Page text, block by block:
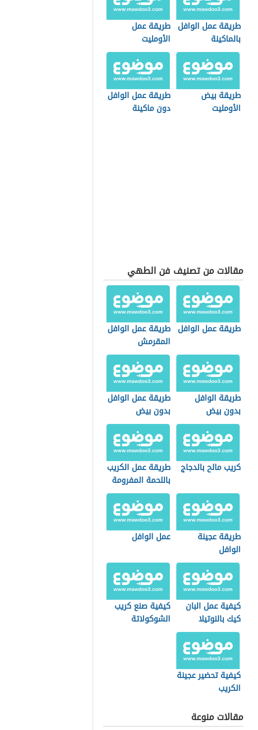
طريقة عمل الوافل
بالماكينة
طريقة عمل
الأومليت
طريقة بيض
الأومليت
طريقة عمل الوافل
دون ماكينة
مقالات من تصنيف فن الطهي
طريقة عمل الوافل طريقة عمل الوافل
المقرمش
طريقة الوافل
بدون بيض
طريقة عمل الوافل
بدون بيض
كريب مالح بالدجاج
طريقة عمل الكريب
باللحمة المفرومة
طريقة عجينة
الوافل
عمل الوافل
كيفية عمل البان
كيك بالنوتيلا
كيفية صنع كريب
الشوكولاتة
كيفية تحضير عجينة
الكريب
مقالات منوعة